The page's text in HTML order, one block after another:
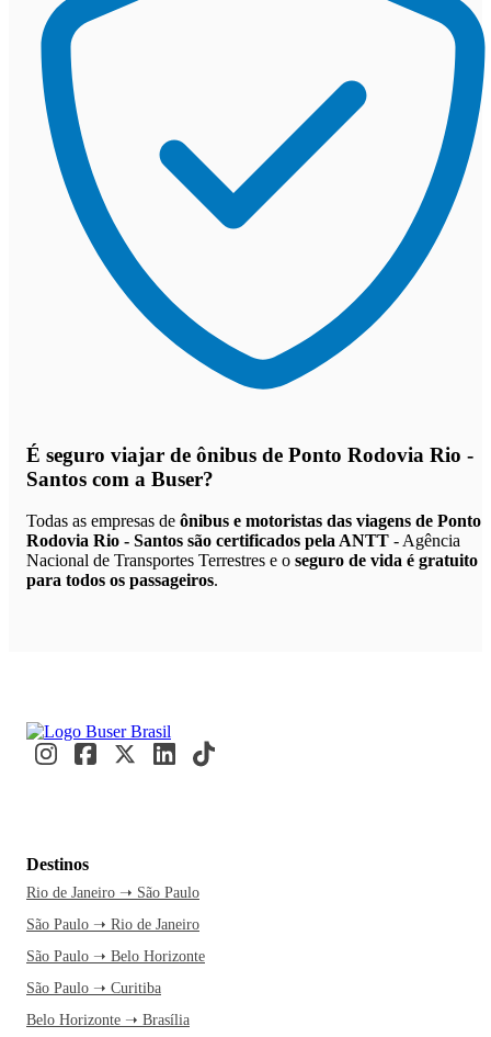
É seguro viajar de ônibus de Ponto Rodovia Rio -
Santos com a Buser?
Todas as empresas de ônibus e motoristas das viagens de Ponto
Rodovia Rio - Santos são certificados pela ANTT - Agência
Nacional de Transportes Terrestres e o seguro de vida é gratuito
para todos os passageiros.
Destinos
Rio de Janeiro ➝ São Paulo
São Paulo ➝ Rio de Janeiro
São Paulo ➝ Belo Horizonte
São Paulo ➝ Curitiba
Belo Horizonte ➝ Brasília